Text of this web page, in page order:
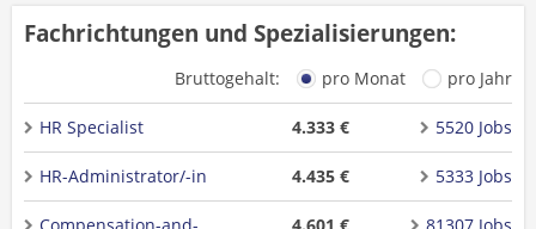
Fachrichtungen und Spezialisierungen:
Bruttogehalt: pro Monat pro Jahr
HR Specialist 4.333 € 5520 Jobs
HR-Administrator/-in 4.435 € 5333 Jobs